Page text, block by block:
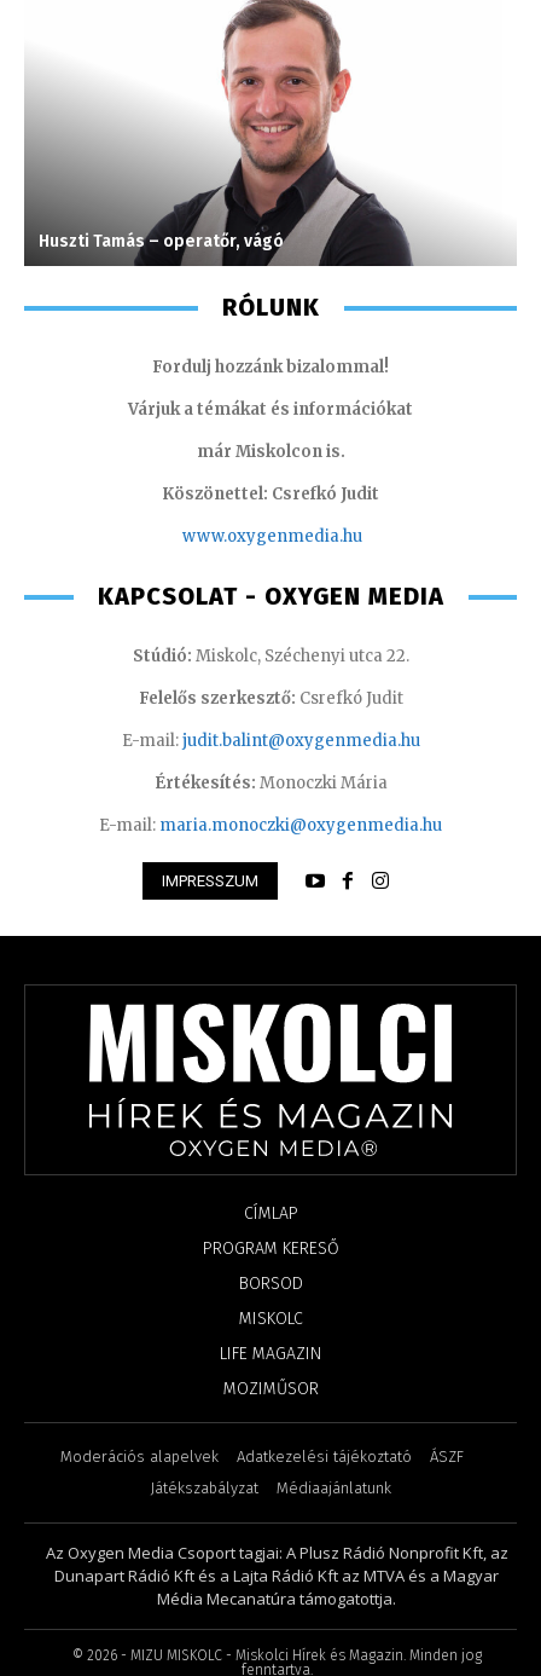
Huszti Tamás – operatőr, vágó
RÓLUNK
Fordulj hozzánk bizalommal!
Várjuk a témákat és információkat
már Miskolcon is.
Köszönettel: Csrefkó Judit
www.oxygenmedia.hu
KAPCSOLAT - OXYGEN MEDIA
Stúdió: Miskolc, Széchenyi utca 22.
Felelős szerkesztő: Csrefkó Judit
E-mail:judit.balint@oxygenmedia.hu
Értékesítés: Monoczki Mária
E-mail: maria.monoczki@oxygenmedia.hu
IMPRESSZUM
CÍMLAP
PROGRAM KERESŐ
BORSOD
MISKOLC
LIFE MAGAZIN
MOZIMŰSOR
Moderációs alapelvek Adatkezelési tájékoztató
ÁSZF
Játékszabályzat
Médiaajánlatunk
Az Oxygen Media Csoport tagjai: A Plusz Rádió Nonprofit Kft, az
Dunapart Rádió Kft és a Lajta Rádió Kft az MTVA és a Magyar
Média Mecanatúra támogatottja.
© 2026- MIZU MISKOLC - Miskolci Hírek és Magazin. Minden jog
fenntartva.